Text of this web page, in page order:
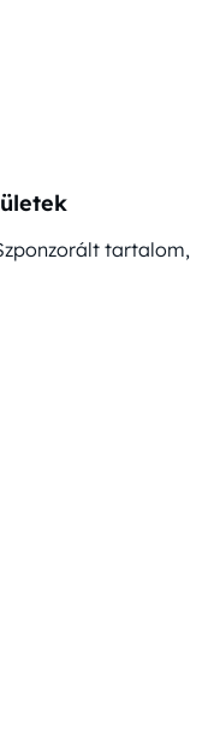
tartalom,